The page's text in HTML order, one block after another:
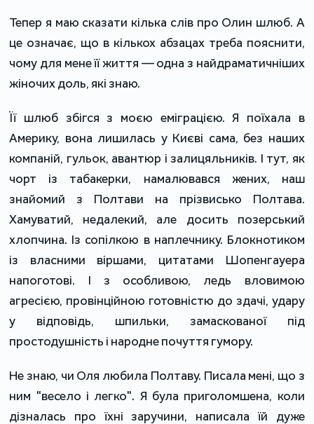
Тепер я маю сказати кілька слів про Олин шлюб. А
це означає, що в кількох абзацах треба пояснити,
чому для мене її життя — одна з найдраматичніших
жіночих доль, які знаю.
Її шлюб збігся з моєю еміграцією. Я поїхала в
Америку, вона лишилась у Києві сама, без наших
компаній, гульок, авантюр і залицяльників. І тут, як
чорт із табакерки, намалювався жених, наш
знайомий з Полтави на прізвисько Полтава.
Хамуватий, недалекий, але досить позерський
хлопчина. Із сопілкою в наплечнику. Блокнотиком
із власними віршами, цитатами Шопенгауера
напоготові. І з особливою, ледь вловимою
агресією, провінційною готовністю до здачі, удару
у відповідь, шпильки, замаскованої під
простодушність і народне почуття гумору.
Не знаю, чи Оля любила Полтаву. Писала мені, що з
ним "весело і легко". Я була приголомшена, коли
дізналась про їхні заручини, написала їй дуже